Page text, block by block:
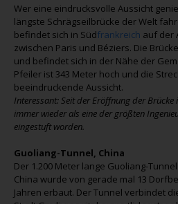
Wer eine eindrucksvolle Aussicht
längste Schrägseilbrücke der Welt
befindet sich in Südfrankreich auf der
zwischen Paris und Béziers. Die
und befindet sich in der Nähe der
Pfeiler ist 343 Meter hoch und die
beeindruckende Aussicht.
Interessant: Seit der Eröffnung der Brücke
immer wieder als eine der größten
eingestuft worden.
Guoliang-Tunnel, China
Der 1.200 Meter lange Guoliang-
China wurde von gerade mal 13
Jahren erbaut. Der Tunnel verbindet